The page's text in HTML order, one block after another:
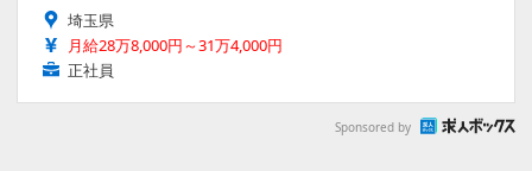
埼玉県
月給28万8,000円～31万4,000円
正社員
Sponsored by